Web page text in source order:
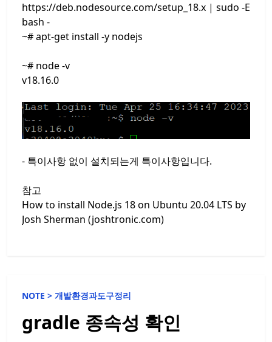
https://deb.nodesource.com/setup_18.x | sudo -E
bash -
~# apt-get install -y nodejs
~# node -v
v18.16.0
- 특이사항 없이 설치되는게 특이사항입니다.
참고
How to install Node.js 18 on Ubuntu 20.04 LTS by
Josh Sherman (joshtronic.com)
NOTE > 개발환경과도구정리
gradle 종속성 확인